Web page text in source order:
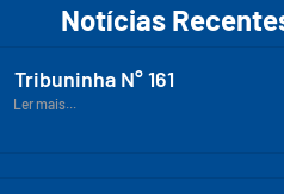
Notícias
Tribuninha N° 161
Ler mais...